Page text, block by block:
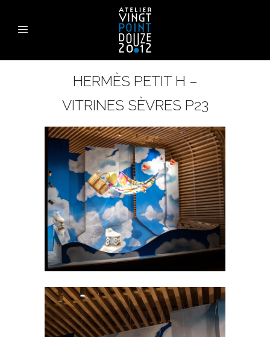
HERMÈS PETIT H –
VITRINES SÈVRES P23